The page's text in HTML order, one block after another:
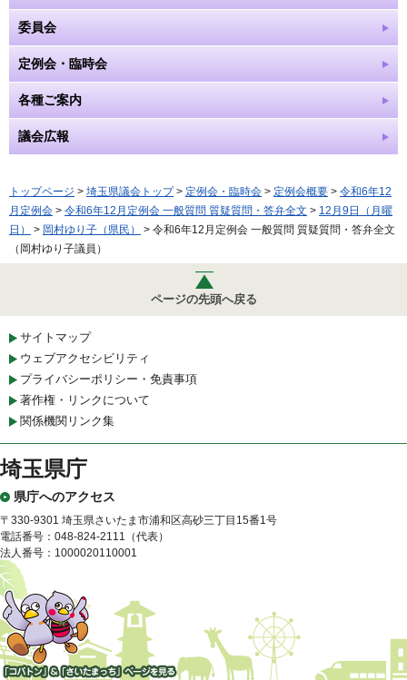
委員会
定例会・臨時会
各種ご案内
議会広報
トップページ > 埼玉県議会トップ> 定例会・臨時会 > 定例会概要 > 令和6年12
月定例会 > 令和6年12月定例会 一般質問 質疑質問・答弁全文 > 12月9日（月曜
日）
> 岡村ゆり子（県民）
> 令和6年12月定例会 一般質問 質疑質問・答弁全文
（岡村ゆり子議員）
ページの先頭へ戻る
サイトマップ
ウェブアクセシビリティ
プライバシーポリシー・免責事項
著作権・リンクについて
関係機関リンク集
埼玉県庁
県庁へのアクセス
〒330-9301 埼玉県さいたま市浦和区高砂三丁目15番1号
電話番号：048-824-2111（代表）
法人番号：1000020110001
「コバトン」&「さいたまっ